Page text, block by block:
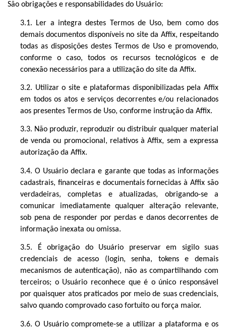
São obrigações e responsabilidades do Usuário:
3.1. Ler a integra destes Termos de Uso, bem como dos
demais documentos disponíveis no site da Affix, respeitando
todas as disposições destes Termos de Uso e promovendo,
conforme o caso, todos os recursos tecnológicos e de
conexão necessários para a utilização do site da Affix.
3.2. Utilizar o site e plataformas disponibilizadas pela Affix
em todos os atos e serviços decorrentes e/ou relacionados
aos presentes Termos de Uso, conforme instrução da Affix.
3.3. Não produzir, reproduzir ou distribuir qualquer material
de venda ou promocional, relativos à Affix, sem a expressa
autorização da Affix.
3.4. O Usuário declara e garante que todas as informações
cadastrais, financeiras e documentais fornecidas à Affix são
verdadeiras, completas e atualizadas, obrigando-se a
comunicar imediatamente qualquer alteração relevante,
sob pena de responder por perdas e danos decorrentes de
informação inexata ou omissa.
3.5. É obrigação do Usuário preservar em sigilo suas
credenciais de acesso (login, senha, tokens e demais
mecanismos de autenticação), não as compartilhando com
terceiros; o Usuário reconhece que é o único responsável
por quaisquer atos praticados por meio de suas credenciais,
salvo quando comprovado caso fortuito ou força maior.
3.6. O Usuário compromete-se a utilizar a plataforma e os